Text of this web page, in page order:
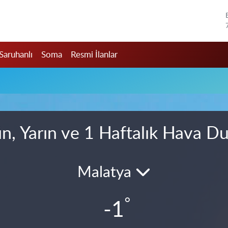
Soma Resmi İlanlar
Yarın ve 1 Haftalık Hava
Malatya
-1°